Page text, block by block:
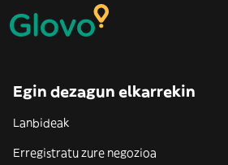
Egin dezagun elkarrekin
Lanbideak
Erregistratu zure negozioa